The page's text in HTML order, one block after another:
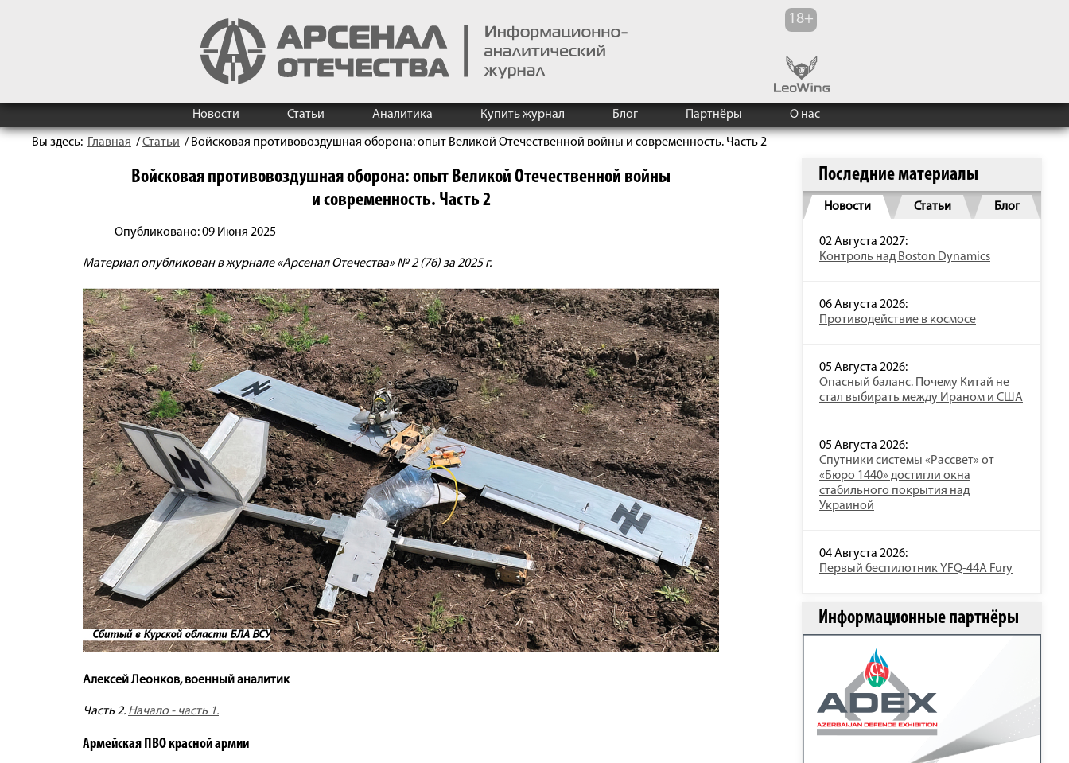
Новости Статьи Аналитика Купить журнал Блог Партнёры О нас
Вы здесь: Главная /Статьи / Войсковая противовоздушная оборона: опыт Великой Отечественной войны и современность. Часть 2
Войсковая противовоздушная оборона: опыт Великой Отечественной войны
и современность. Часть 2
Опубликовано: 09 Июня 2025
Материал опубликован в журнале «Арсенал Отечества» № 2 (76) за 2025 г.
Алексей Леонков, военный аналитик
Часть 2. Начало - часть 1.
Армейская ПВО красной армии
Последние материалы
Новости Статьи Блог
02 Августа 2027:
Контроль над Boston Dynamics
06 Августа 2026:
Противодействие в космосе
05 Августа 2026:
Опасный баланс. Почему Китай не
стал выбирать между Ираном и США
05 Августа 2026:
Спутники системы «Рассвет» от
«Бюро 1440» достигли окна
стабильного покрытия над
Украиной
04 Августа 2026:
Первый беспилотник YFQ-44A Fury
Информационные партнёры